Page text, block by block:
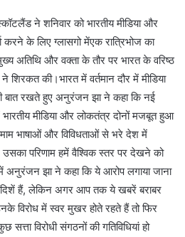
ने शनिवार को भारतीय मीडिया और
करने के लिए ग्लासगो मेंएक रात्रिभोज का
अतिथि और वक्ता के तौर पर भारत के वरिष्ठ
की।भारत में वर्तमान दौर में मीडिया
बात रखते हुए अनुरंजन झा ने कहा कि नई
मीडिया और लोकतंत्र दोनों मजबूत हुआ
भाषाओं और विविधताओं से भरे देश में
परिणाम हमें वैश्विक स्तर पर देखने को
अनुरंजन झा ने कहा कि ये आरोप लगाया जाना
हैं, लेकिन अगर आप तक ये खबरें बराबर
विरोध में स्वर मुखर होते रहते हैं तो फिर
विरोधी संगठनों की गतिविधियां हो